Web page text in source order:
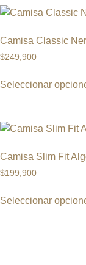
Camisa Classic
$249,900
Seleccionar
Camisa Slim Fit
$199,900
Seleccionar